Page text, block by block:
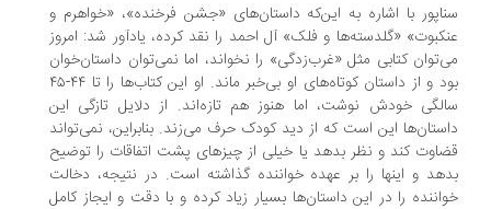
با اشاره به این‌که داستان‌های «جشن فرخنده»، «خواهرم و
«گلدسته‌ها و فلک» آل احمد را نقد کرده، یادآور شد: امروز
کتابی مثل «غرب‌زدگی» را نخواند، اما نمی‌توان داستان‌خوان
بود و از داستان کوتاه‌های او بی‌خبر ماند. او این کتاب‌ها را تا ۴۴-۴۵
خودش نوشت، اما هنوز هم تازه‌اند. از دلایل تازگی این
این است که از دید کودک حرف می‌زند. بنابراین، نمی‌تواند
کند و نظر بدهد یا خیلی از چیزهای پشت اتفاقات را توضیح
و اینها را بر عهده خواننده گذاشته است. در نتیجه، دخالت
را در این داستان‌ها بسیار زیاد کرده و با دقت و ایجاز کامل